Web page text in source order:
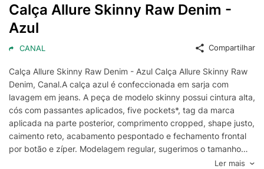
Calça Allure Skinny Raw Denim -
Azul
CANAL Compartilhar
Calça Allure Skinny Raw Denim - Azul Calça Allure Skinny Raw
Denim, Canal.A calça azul é confeccionada em sarja com
lavagem em jeans. A peça de modelo skinny possui cintura alta,
cós com passantes aplicados, five pockets*, tag da marca
aplicada na parte posterior, comprimento cropped, shape justo,
caimento reto, acabamento pespontado e fechamento frontal
por botão e zíper. Modelagem regular, sugerimos o tamanho
padrãoCor: AzulComposição: 100% AlgodãoMarca: Canal* Five
Ler mais